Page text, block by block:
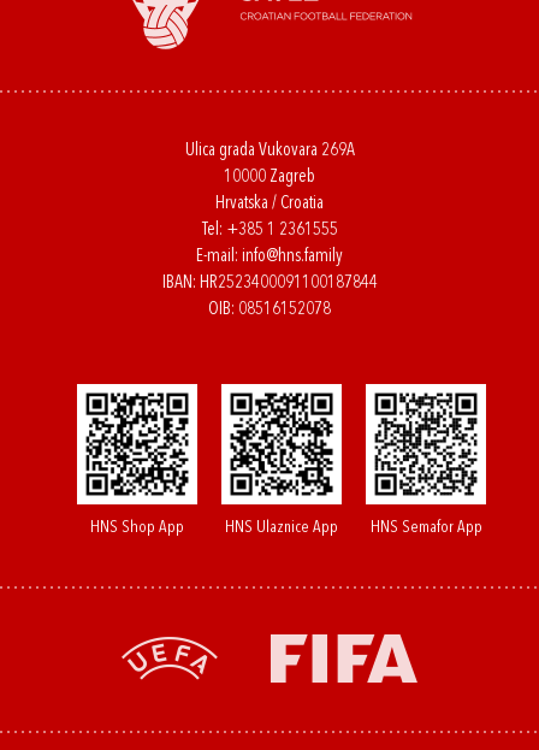
Ulica grada Vukovara 269A
10000 Zagreb
Hrvatska / Croatia
Tel: +385 1 2361555
E-mail: info@hns.family
IBAN: HR2523400091100187844
OIB: 08516152078
HNS Shop App HNS Ulaznice App HNS Semafor App